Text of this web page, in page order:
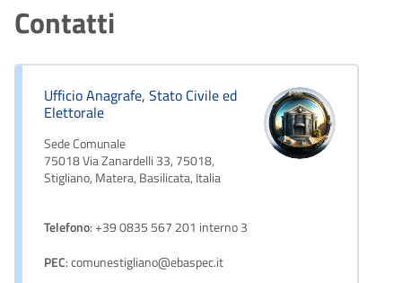
Contatti
Ufficio Anagrafe, Stato Civile ed
Elettorale
Sede Comunale
75018 Via Zanardelli 33, 75018,
Stigliano, Matera, Basilicata, Italia
Telefono: +39 0835 567 201 interno 3
PEC: comunestigliano@ebaspec.it